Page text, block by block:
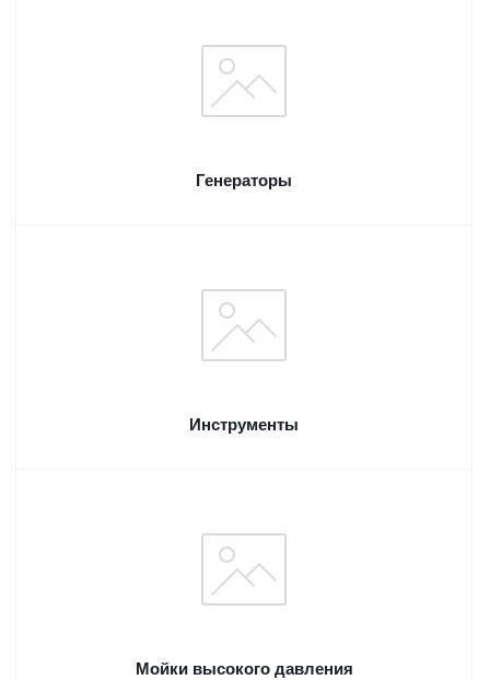
Генераторы
Инструменты
Мойки высокого давления